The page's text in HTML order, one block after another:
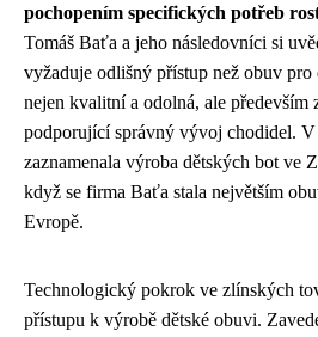
pochopením specifických potřeb
Tomáš Baťa a jeho následovníci si
vyžaduje odlišný přístup než obuv pro
nejen kvalitní a odolná, ale především
podporující správný vývoj chodidel.
zaznamenala výroba dětských bot ve
když se firma Baťa stala největším
Evropě.
Technologický pokrok ve zlínských
přístupu k výrobě dětské obuvi.